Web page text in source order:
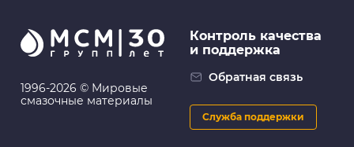
1996-2026 © Мировые
смазочные материалы
Контроль качества
и поддержка
Обратная связь
Служба поддержки